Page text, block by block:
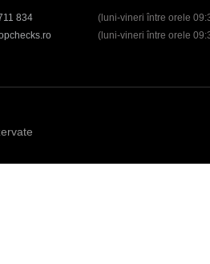
834
(luni-vineri între orele
(luni-vineri între orele